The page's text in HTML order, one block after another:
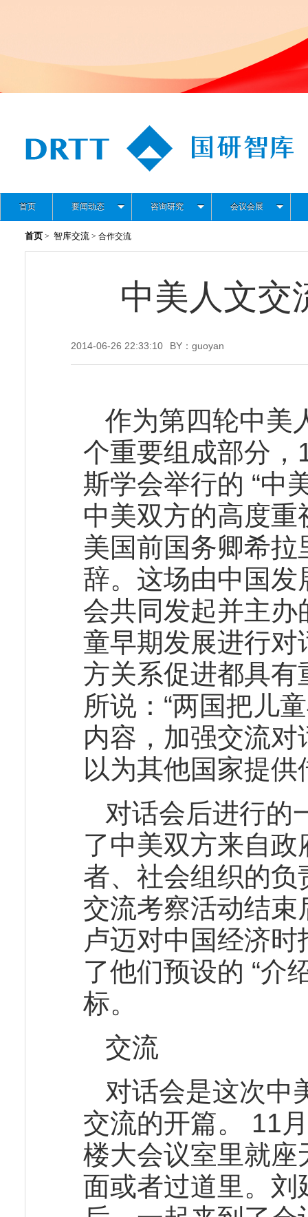
首页 要闻动态 咨询研究 会议会展
首页 > 智库交流 > 合作交流
中美人文交
2014-06-26 22:33:10 BY：guoyan
作为第四轮中美
个重要组成部分
斯学会举行的 “中
中美双方的高度
美国前国务卿希拉
辞。这场由中国
会共同发起并主
童早期发展进行
方关系促进都具
所说：“两国把儿
内容，加强交流
以为其他国家提供
对话会后进行的
了中美双方来自
者、社会组织的
交流考察活动结
卢迈对中国经济
了他们预设的 “介
标。
交流
对话会是这次中
交流的开篇。 11
楼大会议室里就
面或者过道里。